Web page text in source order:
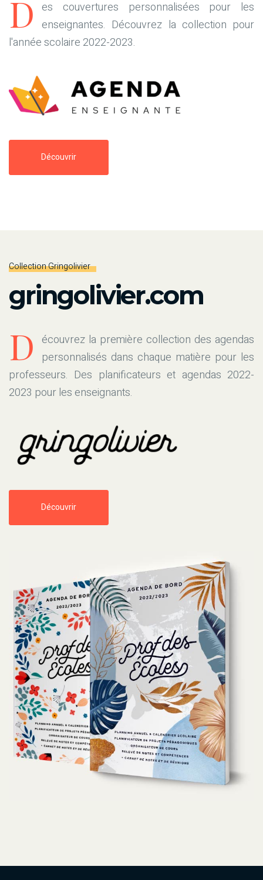
D es couvertures personnalisées pour les
enseignantes. Découvrez la collection pour
l'année scolaire 2022-2023.
Découvrir
Collection Gringolivier
gringolivier.com
D écouvrez la première collection des agendas
personnalisés dans chaque matière pour les
professeurs. Des planificateurs et agendas 2022-
2023 pour les enseignants.
Découvrir